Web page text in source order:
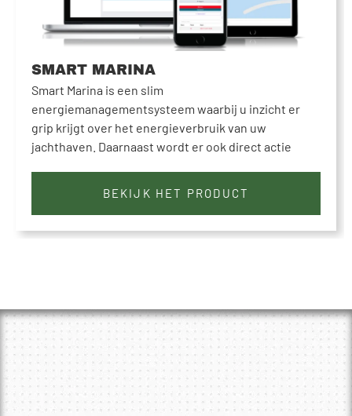
SMART MARINA
Smart Marina is een slim
energiemanagementsysteem waarbij u inzicht er
grip krijgt over het energieverbruik van uw
jachthaven. Daarnaast wordt er ook direct actie
BEKIJK HET PRODUCT